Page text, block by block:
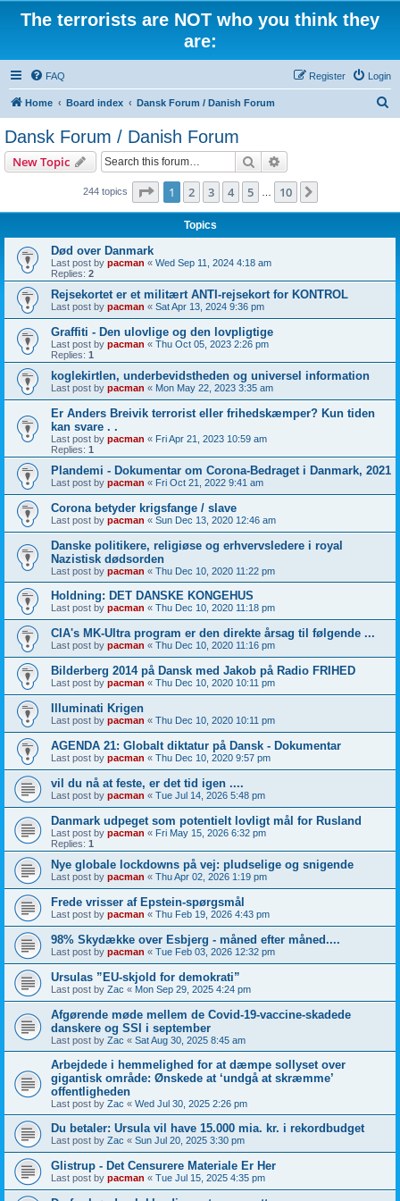
The terrorists are NOT who you think they
are:
FAQ Login
Register
Home Board index Dansk Forum / Danish Forum
Dansk Forum / Danish Forum
New Topic Search
244 topics Page 1of 10
1 2 3 4 5 10
Topics
Død over Danmark
Last post by pacman « Wed Sep 11, 2024 4:18 am
Replies: 2
Rejsekortet er et militært ANTI-rejsekort for KONTROL
Last post by pacman « Sat Apr 13, 2024 9:36 pm
Graffiti - Den ulovlige og den lovpligtige
Last post by pacman « Thu Oct 05, 2023 2:26 pm
Replies: 1
koglekirtlen, underbevidstheden og universel information
Last post by pacman « Mon May 22, 2023 3:35 am
Er Anders Breivik terrorist eller frihedskæmper? Kun tiden
kan svare . .
Last post by pacman « Fri Apr 21, 2023 10:59 am
Replies: 1
Plandemi - Dokumentar om Corona-Bedraget i Danmark, 2021
Last post by pacman « Fri Oct 21, 2022 9:41 am
Corona betyder krigsfange / slave
Last post by pacman « Sun Dec 13, 2020 12:46 am
Danske politikere, religiøse og erhvervsledere i royal
Nazistisk dødsorden
Last post by pacman « Thu Dec 10, 2020 11:22 pm
Holdning: DET DANSKE KONGEHUS
Last post by pacman « Thu Dec 10, 2020 11:18 pm
CIA's MK-Ultra program er den direkte årsag til følgende ...
Last post by pacman « Thu Dec 10, 2020 11:16 pm
Bilderberg 2014 på Dansk med Jakob på Radio FRIHED
Last post by pacman « Thu Dec 10, 2020 10:11 pm
Illuminati Krigen
Last post by pacman « Thu Dec 10, 2020 10:11 pm
AGENDA 21: Globalt diktatur på Dansk - Dokumentar
Last post by pacman « Thu Dec 10, 2020 9:57 pm
vil du nå at feste, er det tid igen ....
Last post by pacman « Tue Jul 14, 2026 5:48 pm
Danmark udpeget som potentielt lovligt mål for Rusland
Last post by pacman « Fri May 15, 2026 6:32 pm
Replies: 1
Nye globale lockdowns på vej: pludselige og snigende
Last post by pacman « Thu Apr 02, 2026 1:19 pm
Frede vrisser af Epstein-spørgsmål
Last post by pacman « Thu Feb 19, 2026 4:43 pm
98% Skydække over Esbjerg - måned efter måned....
Last post by pacman « Tue Feb 03, 2026 12:32 pm
Ursulas ”EU-skjold for demokrati”
Last post by Zac « Mon Sep 29, 2025 4:24 pm
Afgørende møde mellem de Covid-19-vaccine-skadede
danskere og SSI i september
Last post by Zac « Sat Aug 30, 2025 8:45 am
Arbejdede i hemmelighed for at dæmpe sollyset over
gigantisk område: Ønskede at ‘undgå at skræmme’
offentligheden
Last post by Zac « Wed Jul 30, 2025 2:26 pm
Du betaler: Ursula vil have 15.000 mia. kr. i rekordbudget
Last post by Zac « Sun Jul 20, 2025 3:30 pm
Glistrup - Det Censurere Materiale Er Her
Last post by pacman « Tue Jul 15, 2025 4:35 pm